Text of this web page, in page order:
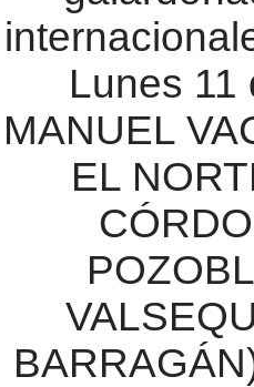
Lunes 11
MANUEL
EL